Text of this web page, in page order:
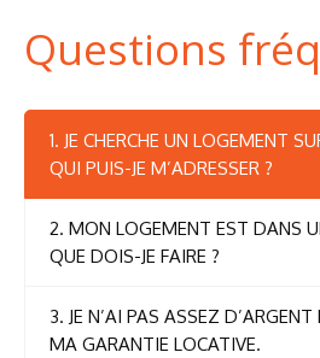
Questions
1. JE CHERCHE UN LOGEMENT
QUI PUIS-JE M’ADRESSER ?
2. MON LOGEMENT EST DANS
QUE DOIS-JE FAIRE ?
3. JE N’AI PAS ASSEZ
MA GARANTIE LOCATIVE.